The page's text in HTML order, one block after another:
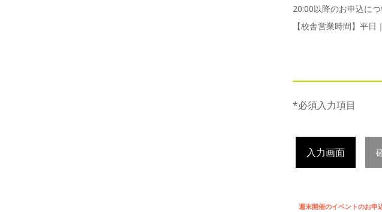
20:00以降のお申込に
【校舎営業時間】平日｜
*必須入力項目
入力画面
週末開催のイベントのお申